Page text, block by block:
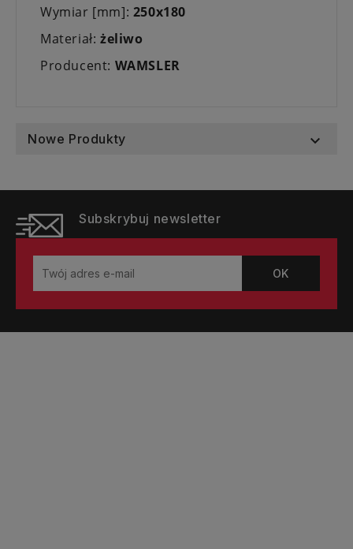
Wymiar [mm]: 250x180
Materiał: żeliwo
Producent: WAMSLER
Nowe Produkty 
Subskrybuj newsletter